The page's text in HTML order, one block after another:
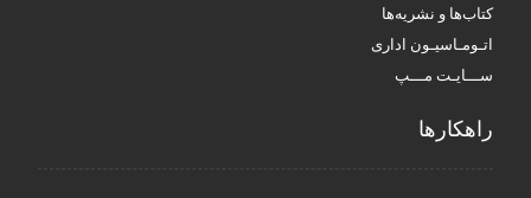
کتاب‌ها و نشریه‌ها
اتـومـاسیـون اداری
ســـایـت مـــپ
راهکار‌ها